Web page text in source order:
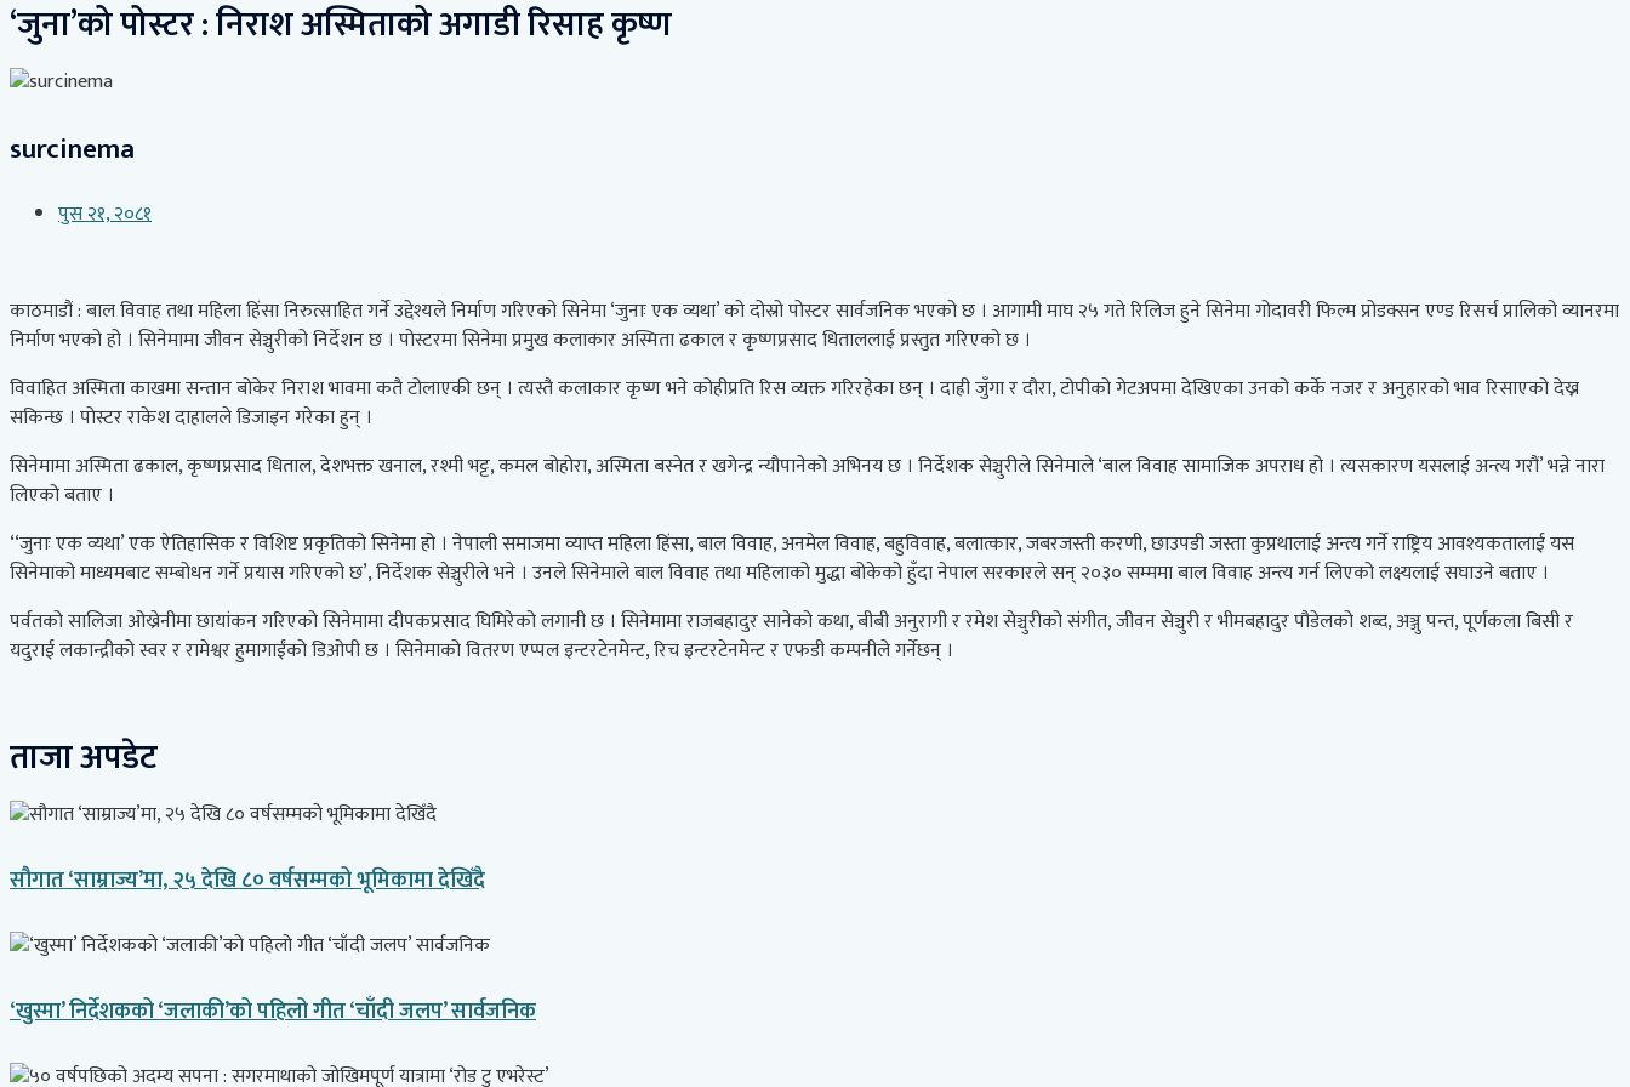
‘जुना’को पोस्टर : निराश अस्मिताको अगाडी रिसाह कृष्ण
surcinema
पुस २१, २०८१
काठमाडौं : बाल विवाह तथा महिला हिंसा निरुत्साहित गर्ने उद्देश्यले निर्माण गरिएको सिनेमा ‘जुनाः एक व्यथा’ को दोस्रो पोस्टर सार्वजनिक भएको छ । आगामी माघ २५ गते रिलिज हुने सिनेमा गोदावरी फिल्म प्रोडक्सन एण्ड रिसर्च प्रालिको व्यानरमा
निर्माण भएको हो । सिनेमामा जीवन सेञ्चुरीको निर्देशन छ । पोस्टरमा सिनेमा प्रमुख कलाकार अस्मिता ढकाल र कृष्णप्रसाद धिताललाई प्रस्तुत गरिएको छ ।
विवाहित अस्मिता काखमा सन्तान बोकेर निराश भावमा कतै टोलाएकी छन् । त्यस्तै कलाकार कृष्ण भने कोहीप्रति रिस व्यक्त गरिरहेका छन् । दाह्री जुँगा र दौरा, टोपीको गेटअपमा देखिएका उनको कर्के नजर र अनुहारको भाव रिसाएको देख्न
सकिन्छ । पोस्टर राकेश दाहालले डिजाइन गरेका हुन् ।
सिनेमामा अस्मिता ढकाल, कृष्णप्रसाद धिताल, देशभक्त खनाल, रश्मी भट्ट, कमल बोहोरा, अस्मिता बस्नेत र खगेन्द्र न्यौपानेको अभिनय छ । निर्देशक सेञ्चुरीले सिनेमाले ‘बाल विवाह सामाजिक अपराध हो । त्यसकारण यसलाई अन्त्य गरौं’ भन्ने नारा
लिएको बताए ।
‘‘जुनाः एक व्यथा’ एक ऐतिहासिक र विशिष्ट प्रकृतिको सिनेमा हो । नेपाली समाजमा व्याप्त महिला हिंसा, बाल विवाह, अनमेल विवाह, बहुविवाह, बलात्कार, जबरजस्ती करणी, छाउपडी जस्ता कुप्रथालाई अन्त्य गर्ने राष्ट्रिय आवश्यकतालाई यस
सिनेमाको माध्यमबाट सम्बोधन गर्ने प्रयास गरिएको छ’, निर्देशक सेञ्चुरीले भने । उनले सिनेमाले बाल विवाह तथा महिलाको मुद्धा बोकेको हुँदा नेपाल सरकारले सन् २०३० सम्ममा बाल विवाह अन्त्य गर्न लिएको लक्ष्यलाई सघाउने बताए ।
पर्वतको सालिजा ओख्रेनीमा छायांकन गरिएको सिनेमामा दीपकप्रसाद घिमिरेको लगानी छ । सिनेमामा राजबहादुर सानेको कथा, बीबी अनुरागी र रमेश सेञ्चुरीको संगीत, जीवन सेञ्चुरी र भीमबहादुर पौडेलको शब्द, अञ्जु पन्त, पूर्णकला बिसी र
यदुराई लकान्द्रीको स्वर र रामेश्वर हुमागाईंको डिओपी छ । सिनेमाको वितरण एप्पल इन्टरटेनमेन्ट, रिच इन्टरटेनमेन्ट र एफडी कम्पनीले गर्नेछन् ।
ताजा अपडेट
सौगात ‘साम्राज्य’मा, २५ देखि ८० वर्षसम्मको भूमिकामा देखिँदै
‘खुस्मा’ निर्देशकको ‘जलाकी’को पहिलो गीत ‘चाँदी जलप’ सार्वजनिक